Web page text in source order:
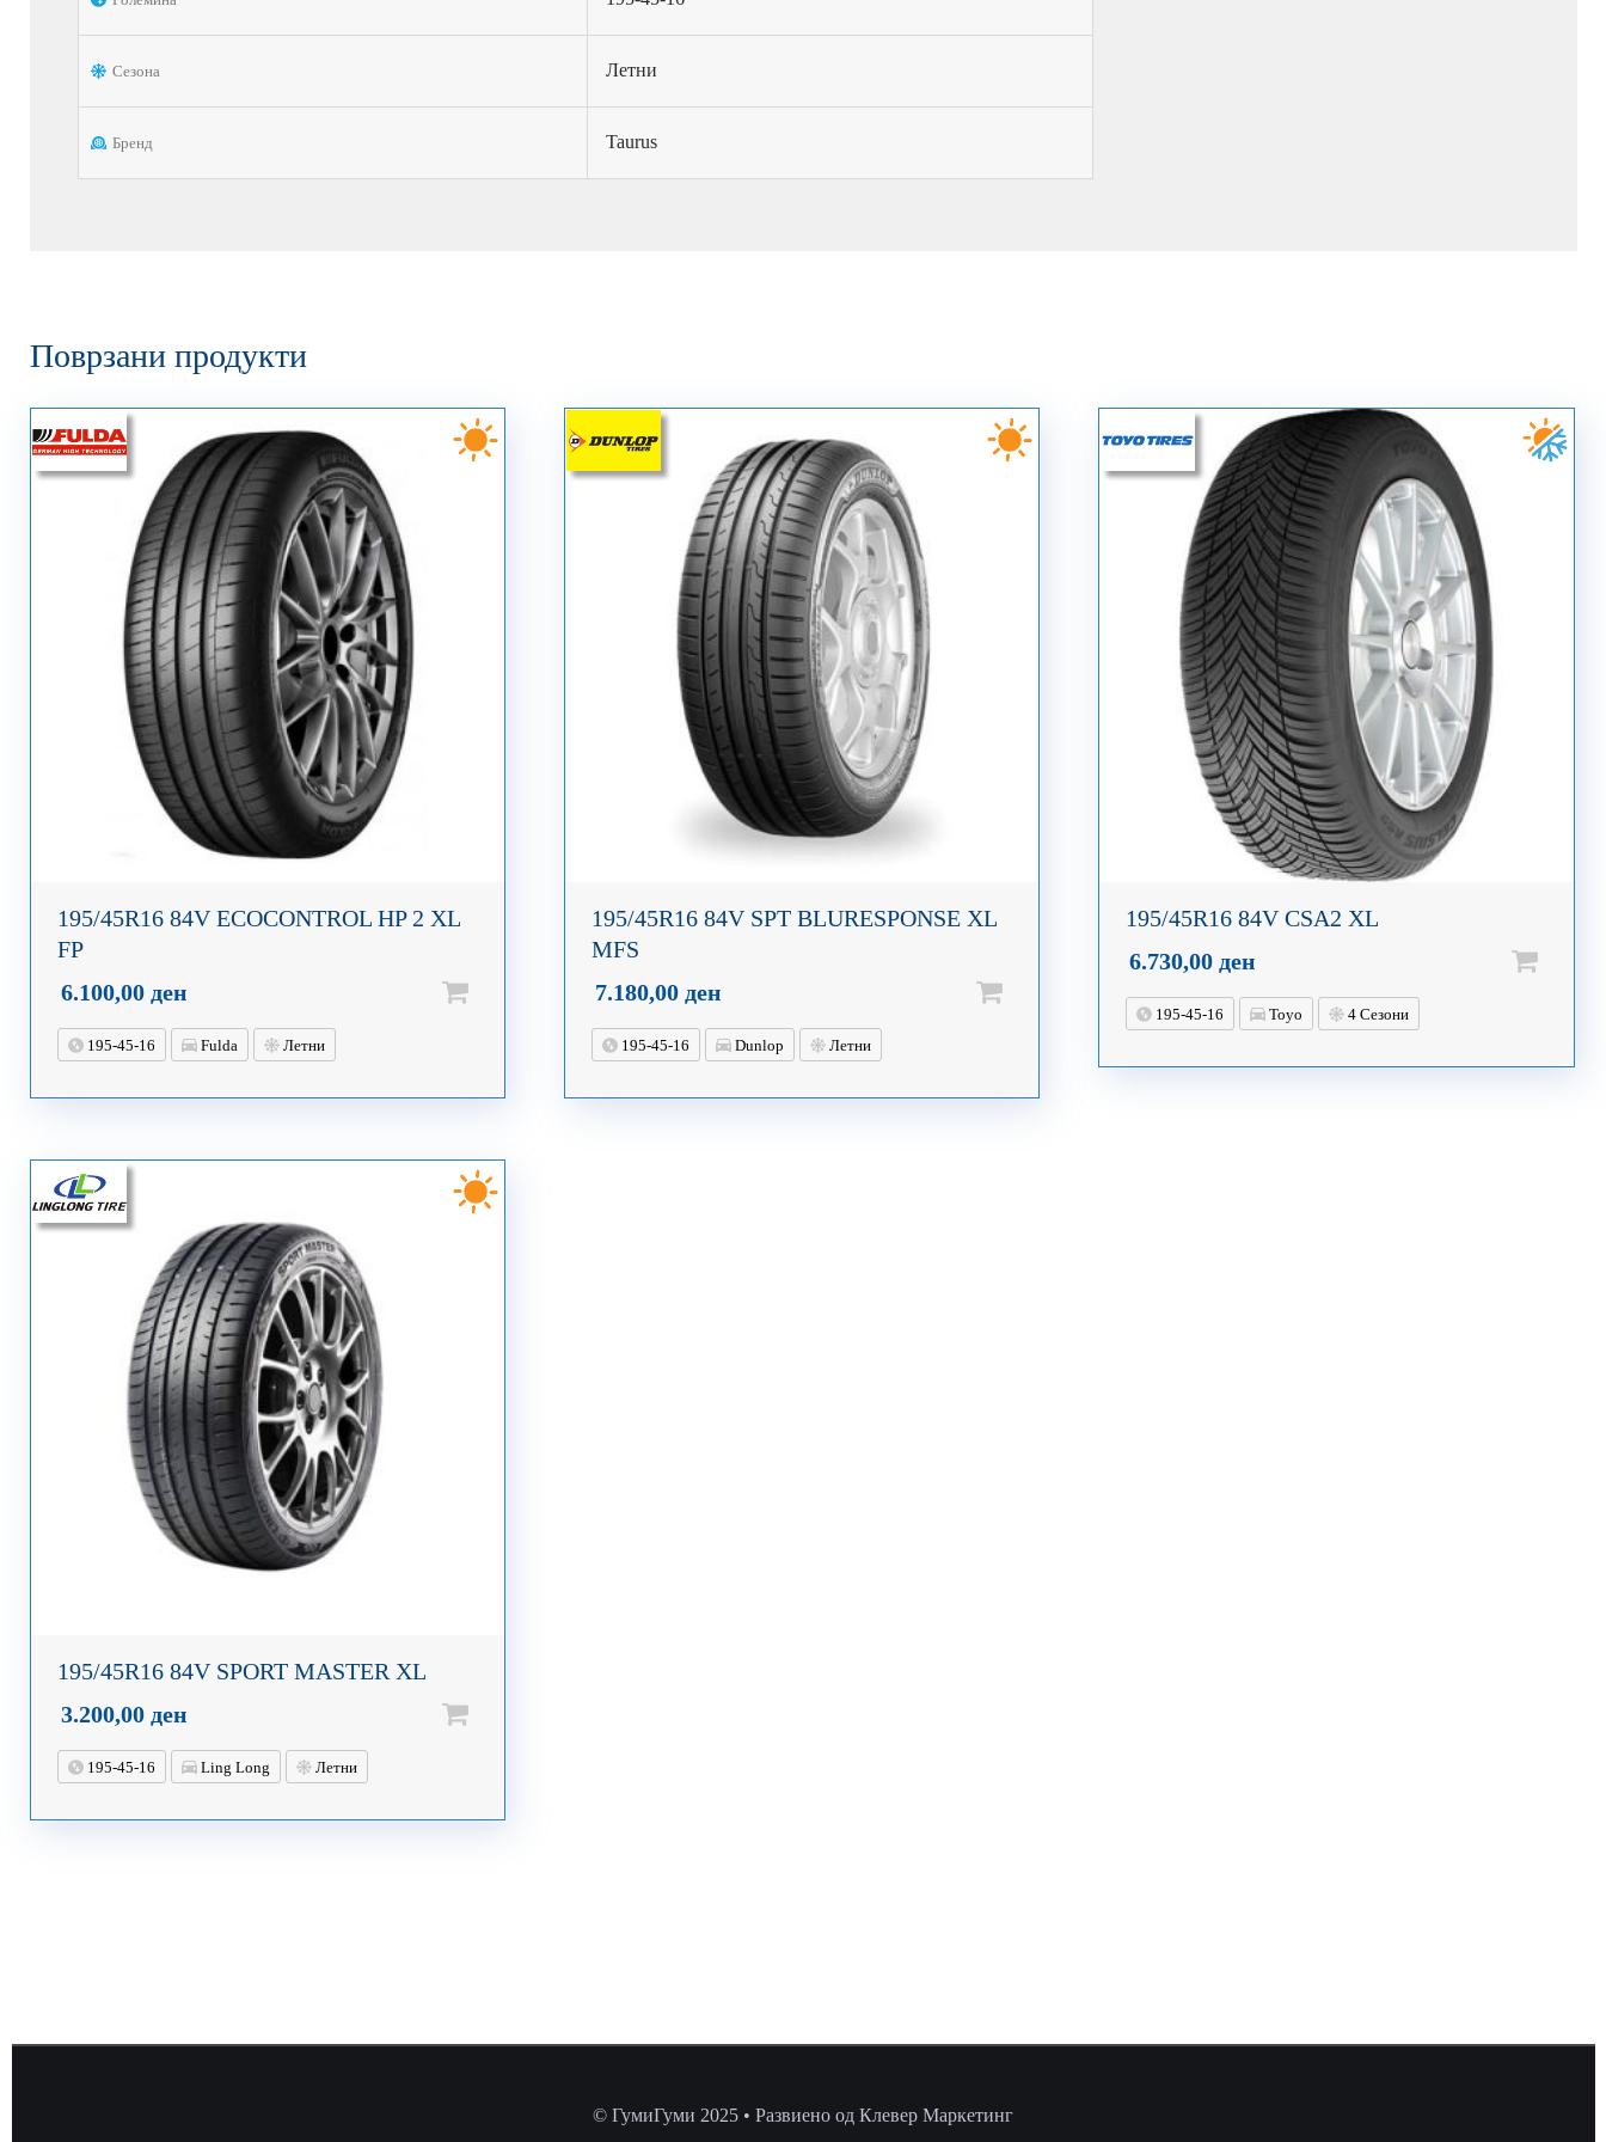
Сезона Летни
Бренд Taurus
Поврзани продукти
195/45R16 84V ECOCONTROL HP 2 XL
FP
6.100,00 ден
195-45-16 Fulda Летни
195/45R16 84V SPT BLURESPONSE XL
MFS
7.180,00 ден
195-45-16 Dunlop Летни
195/45R16 84V CSA2 XL
6.730,00ден
195-45-16 Toyo 4 Сезони
195/45R16 84V SPORT MASTER XL
3.200,00 ден
195-45-16 Ling Long Летни
© ГумиГуми 2025 • Развиено од Клевер Маркетинг